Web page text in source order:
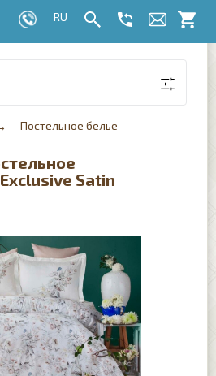
Постельное белье
Satin